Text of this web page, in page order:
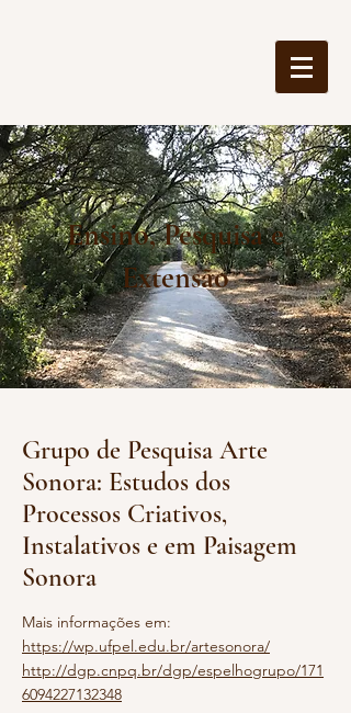
Ensino, Pesquisa e
Extensão
Grupo de Pesquisa Arte
Sonora: Estudos dos
Processos Criativos,
Instalativos e em Paisagem
Sonora
Mais informações em:
https://wp.ufpel.edu.br/artesonora/
http://dgp.cnpq.br/dgp/espelhogrupo/171
6094227132348